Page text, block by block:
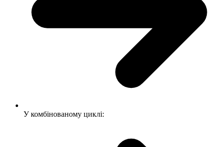
У комбінованому циклі: